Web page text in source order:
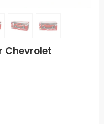
Chevrolet